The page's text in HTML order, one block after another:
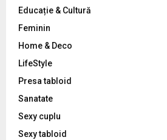
Educație & Cultură
Feminin
Home & Deco
LifeStyle
Presa tabloid
Sanatate
Sexy cuplu
Sexy tabloid